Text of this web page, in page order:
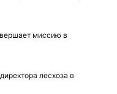
миссию в
лесхоза в